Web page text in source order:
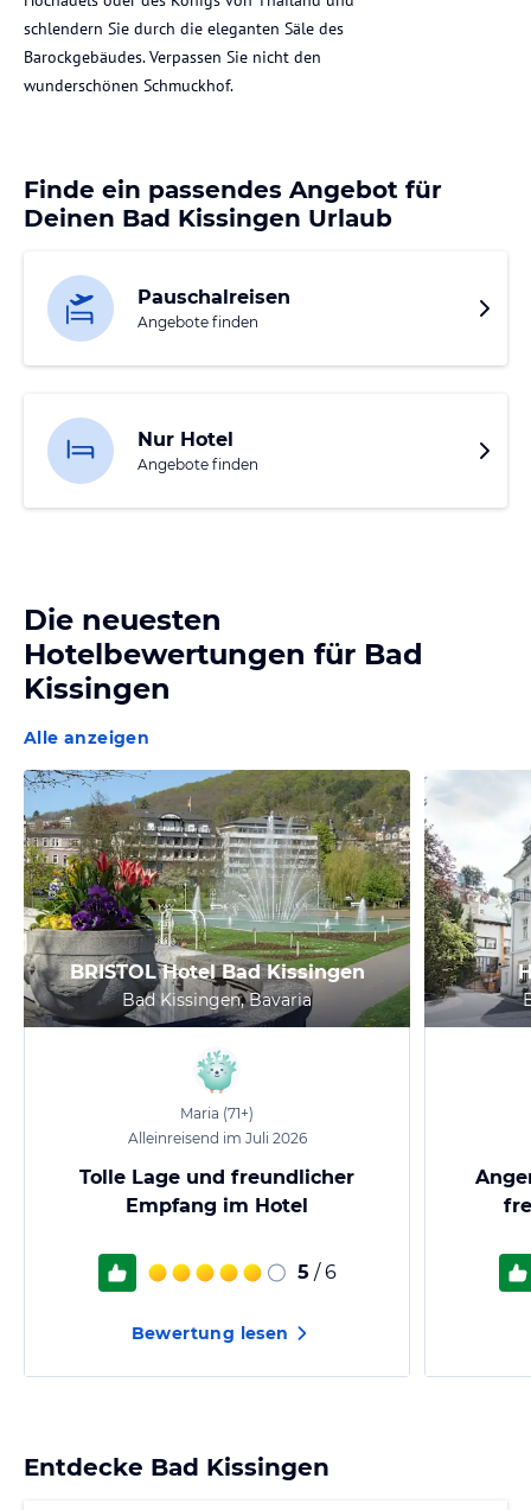
schlendern Sie durch die eleganten Säle des
Barockgebäudes. Verpassen Sie nicht den
wunderschönen Schmuckhof.
Finde ein passendes Angebot für
Deinen Bad Kissingen Urlaub
Pauschalreisen
Angebote finden
Nur Hotel
Angebote finden
Die neuesten
Hotelbewertungen für Bad
Kissingen
Alle anzeigen
BRISTOL Hotel Bad Kissingen
Bad Kissingen, Bavaria
Maria (71+)
Alleinreisend im Juli 2026
Tolle Lage und freundlicher
Empfang im Hotel
5 / 6
Bewertung lesen
Entdecke Bad Kissingen